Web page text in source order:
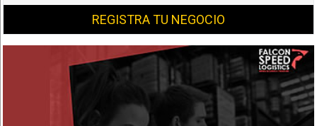
REGISTRA TU NEGOCIO